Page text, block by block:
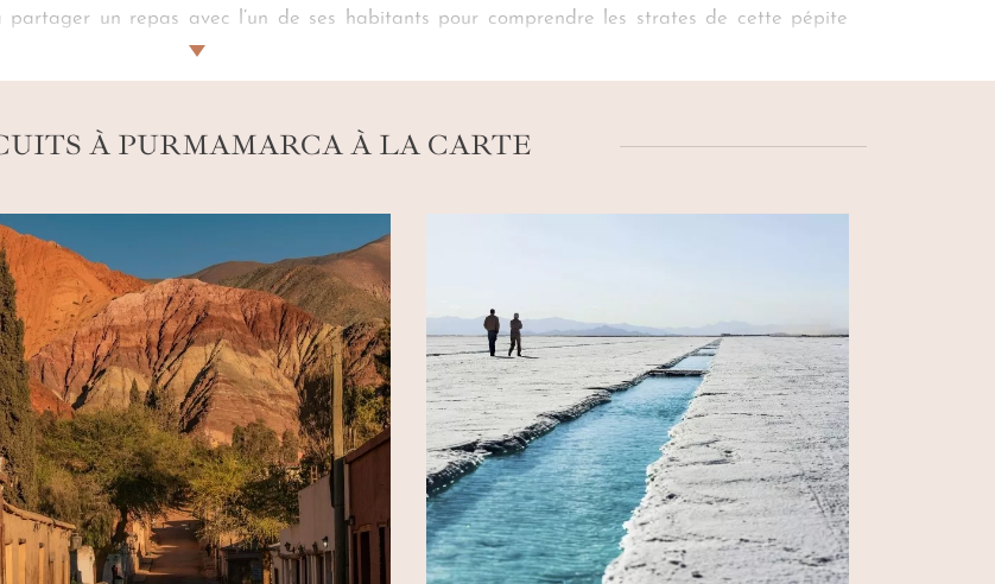
partager un repas avec l’un de ses habitants pour comprendre les strates de cette pépite
architecture coloniale, rues de terre battues et végétation de cactus. Le décor
À PURMAMARCA À LA CARTE